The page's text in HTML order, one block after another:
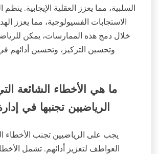
السلبية، مما يعزز العقلية الإيجابية.
الاستجابات الفسيولوجية، مما يعزز
خلال دمج هذه الممارسات، يمكن
وتحسين التركيز، وتحسين أدائهم
ما هي الأخطاء الشائعة
الرياضيين تجنبها في
يجب على الرياضيين تجنب الأخطاء
العواطف لتعزيز أدائهم. تشمل